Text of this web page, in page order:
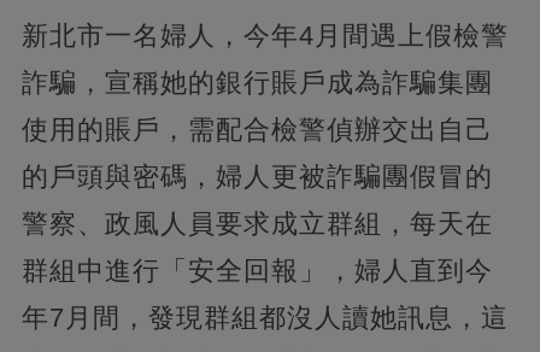
新北市一名婦人，今年4月間遇上假檢警
詐騙，宣稱她的銀行賬戶成為詐騙集團
使用的賬戶，需配合檢警偵辦交出自己
的戶頭與密碼，婦人更被詐騙團假冒的
警察、政風人員要求成立群組，每天在
群組中進行「安全回報」，婦人直到今
年7月間，發現群組都沒人讀她訊息，這